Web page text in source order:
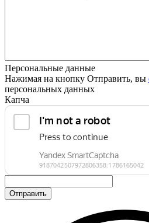
Персональные данные
Нажимая на кнопку Отправить, вы
персональных данных
Капча
Отправить